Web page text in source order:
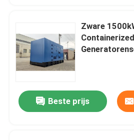
Zware
Beste prijs